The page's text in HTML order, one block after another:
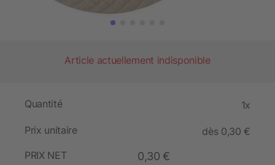
Article actuellement indisponible
Quantité 1x
Prix unitaire
dès 0,30 €
PRIX NET
0,30 €